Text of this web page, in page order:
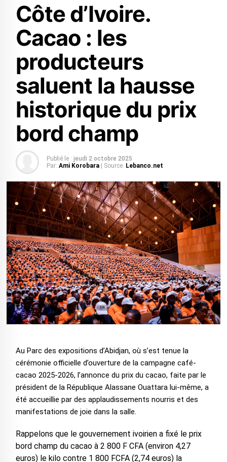
Côte d’Ivoire.
Cacao : les
producteurs
saluent la hausse
historique du prix
bord champ
Publié le : jeudi 2 octobre 2025
Par: Ami Korobara | Source: Lebanco.net
Au Parc des expositions d’Abidjan, où s’est tenue la
cérémonie officielle d’ouverture de la campagne café-
cacao 2025-2026, l’annonce du prix du cacao, faite par le
président de la République Alassane Ouattara lui-même, a
été accueillie par des applaudissements nourris et des
manifestations de joie dans la salle.
Rappelons que le gouvernement ivoirien a fixé le prix
bord champ du cacao à 2 800 F CFA (environ 4,27
euros) le kilo contre 1 800 FCFA (2,74 euros) la